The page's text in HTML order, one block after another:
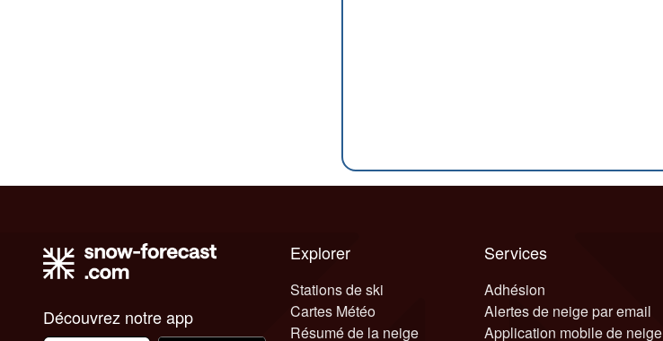
Découvrez notre app
Explorer
Stations de ski
Cartes Météo
Résumé de la neige
Services
Adhésion
Alertes de neige par email
Application mobile de neige